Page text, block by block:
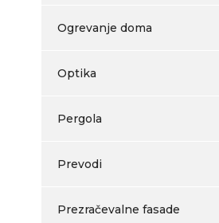
Ogrevanje doma
Optika
Pergola
Prevodi
Prezračevalne fasade